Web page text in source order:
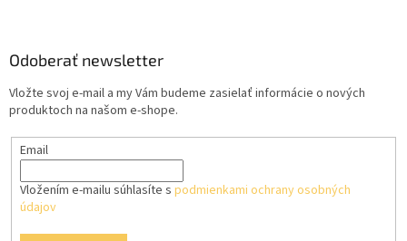
Odoberať newsletter
Vložte svoj e-mail a my Vám budeme zasielať informácie o nových
produktoch na našom e-shope.
Email
Vložením e-mailu súhlasíte s podmienkami ochrany osobných
údajov